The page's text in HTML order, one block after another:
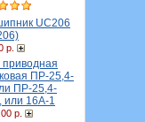
UC206
р.
приводная
ПР-25,4-
ПР-25,4-
или 16A-1
р.